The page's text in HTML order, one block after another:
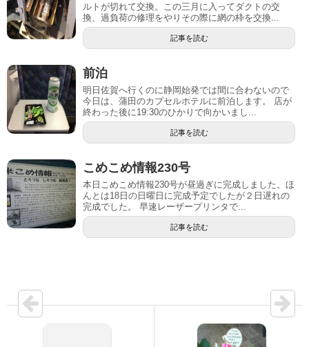
ルトが切れて交換。この三月に入ってダクトの交
換、過負荷の修理をやりその際に網の枠を交換...
記事を読む
前泊
明日佐賀へ行くのに静岡始発では間に合わないので
今日は、蒲田のカプセルホテルに前泊します。 店が
終わった後に19:30のひかりで向かいまし...
記事を読む
こめこめ情報230号
本日こめこめ情報230号が昼過ぎに完成しました。ほ
んとは18日の日曜日に完成予定でしたが２日遅れの
完成でした。 早速レーザープリンタで...
記事を読む